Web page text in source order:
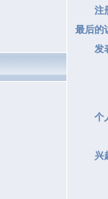
注
最后的
发
个
兴